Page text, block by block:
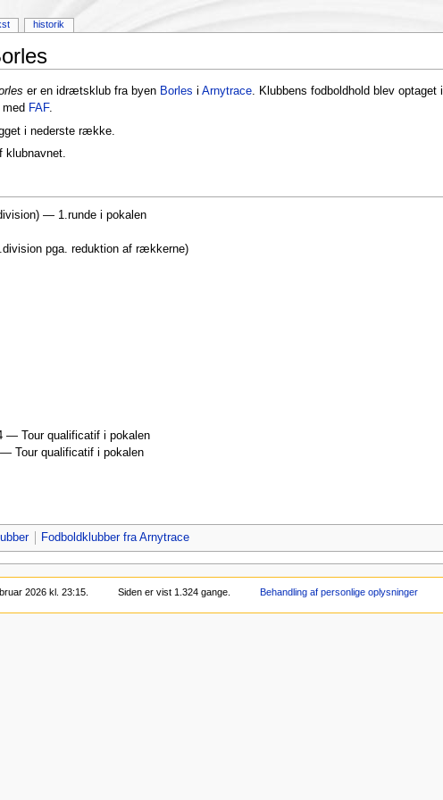
er en idrætsklub fra byen Borles i Arnytrace. Klubbens fodboldhold blev optaget i
FAF.
i nederste række.
klubnavnet.
— 1.runde i pokalen
pga. reduktion af rækkerne)
— Tour qualificatif i pokalen
Tour qualificatif i pokalen
Fodboldklubber fra Arnytrace
historik
2026 kl. 23:15. Siden er vist 1.324 gange. Behandling af personlige oplysninger